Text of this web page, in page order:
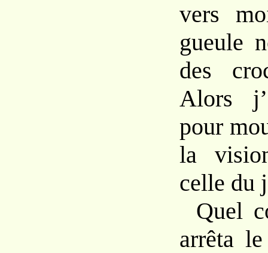
vers
gueule
des
Alors
pour
la
celle du
Quel
arrêta